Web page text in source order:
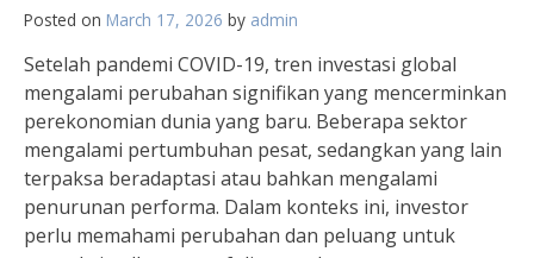
Posted on March 17, 2026 by admin
Setelah pandemi COVID-19, tren investasi global
mengalami perubahan signifikan yang mencerminkan
perekonomian dunia yang baru. Beberapa sektor
mengalami pertumbuhan pesat, sedangkan yang lain
terpaksa beradaptasi atau bahkan mengalami
penurunan performa. Dalam konteks ini, investor
perlu memahami perubahan dan peluang untuk